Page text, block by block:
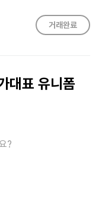
대표 유니폼